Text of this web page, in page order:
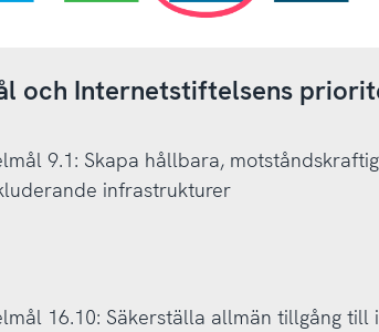
och Internetstiftelsens
9.1: Skapa hållbara,
infrastrukturer
16.10: Säkerställa allmän tillgång till